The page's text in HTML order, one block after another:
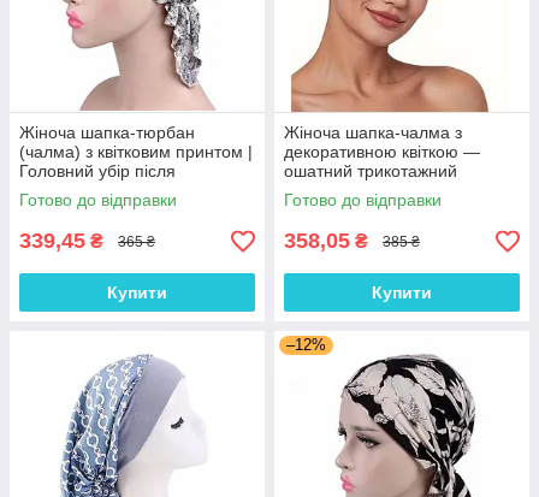
Жіноча шапка-тюрбан
(чалма) з квітковим принтом |
Головний убір після
хіміотерапії, при алопеції |
Літня хустка на голову
Готово до відправки
339,45 ₴ 365 ₴
Купити
Жіноча шапка-чалма з
декоративною квіткою —
ошатний трикотажний
тюрбан, колір Кава з
молоком
Готово до відправки
358,05 ₴ 385 ₴
Купити
–12%